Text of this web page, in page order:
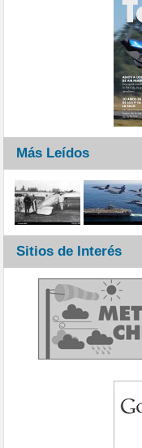
Más Leídos
Sitios de Interés